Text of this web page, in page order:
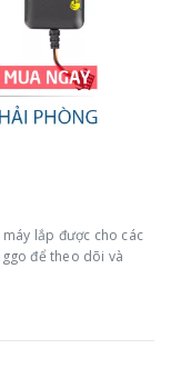
lắp được cho các
để theo dõi và